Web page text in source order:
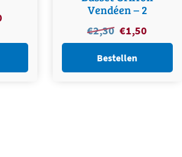
Huidige
is:
Vendéen – 2
€2,30 Oorspronkelijke
prijs
was:
€2,30.
€1,50
prijs
€1,50.
Bestellen